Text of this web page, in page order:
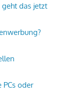
das jetzt
oder